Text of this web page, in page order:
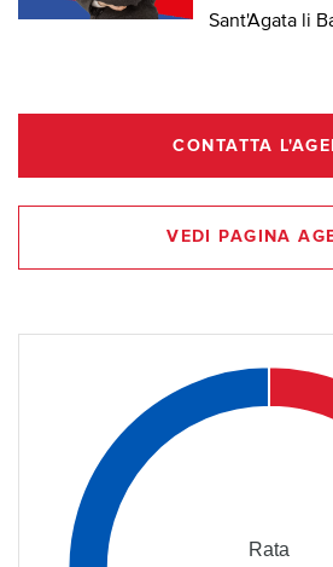
Sant'Agata li
CONTATTA
VEDI PAGINA
Rata